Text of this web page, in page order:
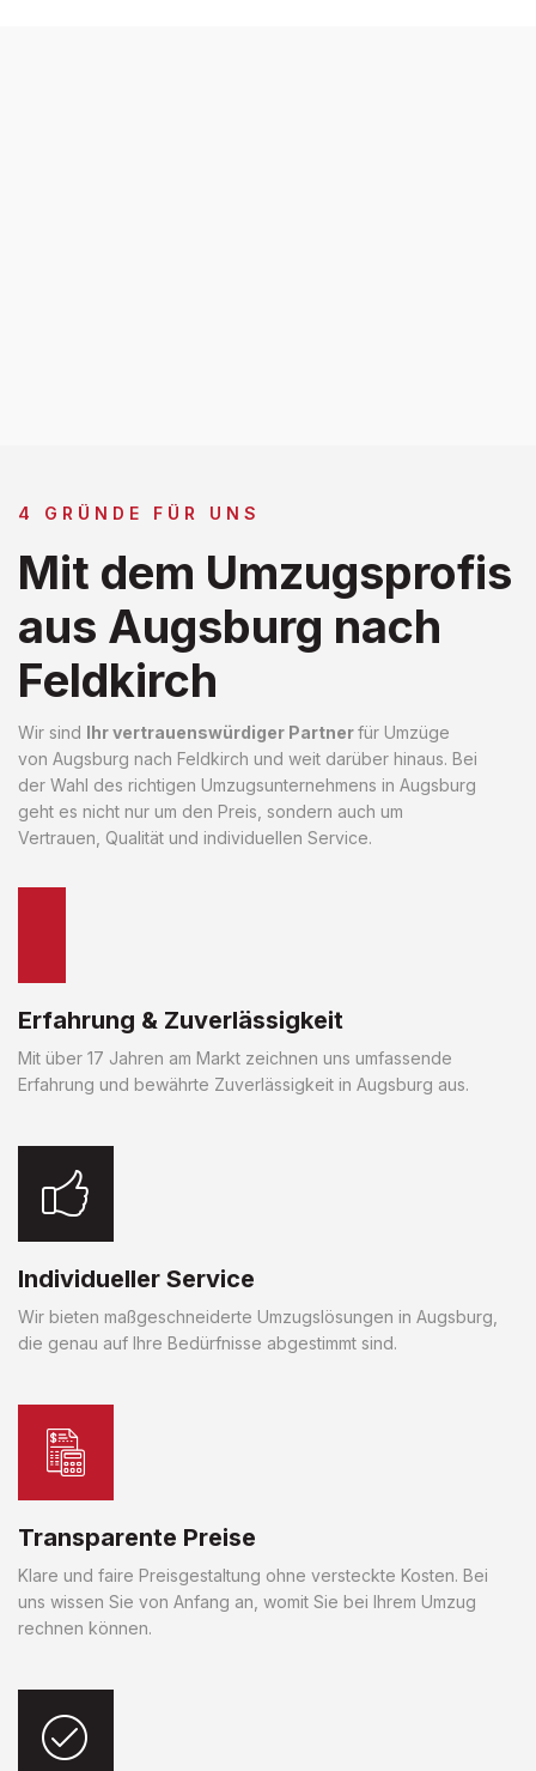
4 GRÜNDE FÜR UNS
Mit dem Umzugsprofis
aus Augsburg nach
Feldkirch
Wir sind Ihr vertrauenswürdiger Partnerfür Umzüge
von Augsburg nach Feldkirch und weit darüber hinaus. Bei
der Wahl des richtigen Umzugsunternehmens in Augsburg
geht es nicht nur um den Preis, sondern auch um
Vertrauen, Qualität und individuellen Service.
Erfahrung & Zuverlässigkeit
Mit über 17 Jahren am Markt zeichnen uns umfassende
Erfahrung und bewährte Zuverlässigkeit in Augsburg aus.
Individueller Service
Wir bieten maßgeschneiderte Umzugslösungen in Augsburg,
die genau auf Ihre Bedürfnisse abgestimmt sind.
Transparente Preise
Klare und faire Preisgestaltung ohne versteckte Kosten. Bei
uns wissen Sie von Anfang an, womit Sie bei Ihrem Umzug
rechnen können.